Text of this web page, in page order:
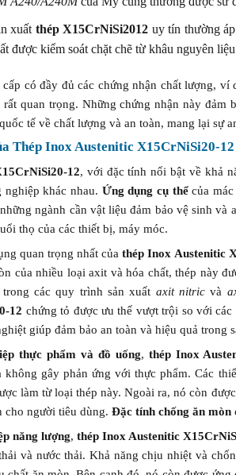
xuất thép X15CrNiSi2012 uy tín thường
được kiểm soát chặt chẽ từ khâu nguyên
có đầy đủ các chứng nhận chất lượng,
rất quan trọng. Những chứng nhận này đảm
tế về chất lượng và an toàn, mang lại sự
Thép Inox Austenitic X15CrNiSi20-
12, với đặc tính nổi bật về khả
nghiệp khác nhau. Ứng dụng cụ thểcủa mác
ngành cần vật liệu đảm bảo vệ sinh
thọ của các thiết bị, máy móc.
quan trọng nhất củathép Inox Austenitic
của nhiều loại axit và hóa chất, thép này
các quy trình sản xuất axit nitricvà
12 chứng tỏ được ưu thế vượt trội so với
giúp đảm bảo an toàn và hiệu quả trong
thực phẩm và đồ uống, thép Inox
gây phản ứng với thực phẩm. Các
làm từ loại thép này. Ngoài ra, nó còn
cho người tiêu dùng. Đặc tính chống ăn mòn
năng lượng,thép Inox Austenitic
và nước thải. Khả năng chịu nhiệt và